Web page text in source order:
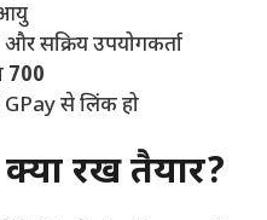
सक्रिय उपयोगकर्ता
700
से लिंक हो
रखें तैयार?